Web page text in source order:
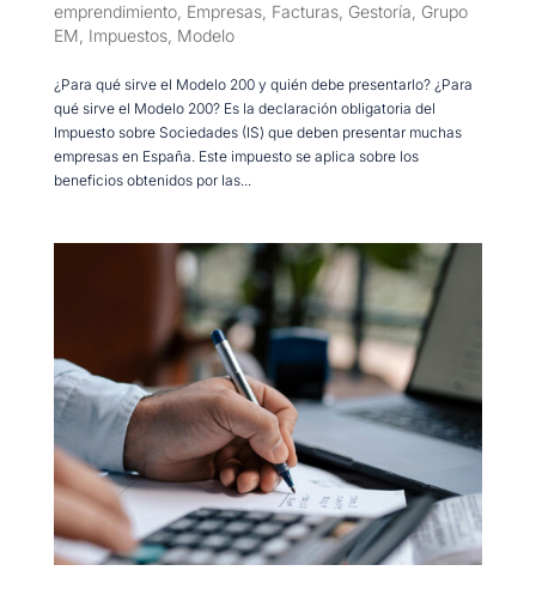
emprendimiento, Empresas, Facturas, Gestoría Grupo
EM Impuestos, Modelo
¿Para qué sirve el Modelo 200 y quién debe presentarlo? ¿Para
qué sirve el Modelo 200? Es la declaración obligatoria del
Impuesto sobre Sociedades (IS) que deben presentar muchas
empresas en España. Este impuesto se aplica sobre los
beneficios obtenidos por las...